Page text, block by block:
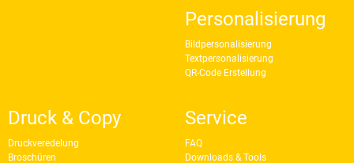
Personalisierung
Bildpersonalisierung
Textpersonalisierung
QR-Code Erstellung
Druck & Copy
Druckveredelung
Broschüren
Service
FAQ
Downloads & Tools